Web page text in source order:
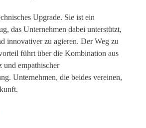
Upgrade. Sie ist ein
das Unternehmen dabei unterstützt,
innovativer zu agieren. Der Weg zu
führt über die Kombination aus
und empathischer
Unternehmen, die beides vereinen,